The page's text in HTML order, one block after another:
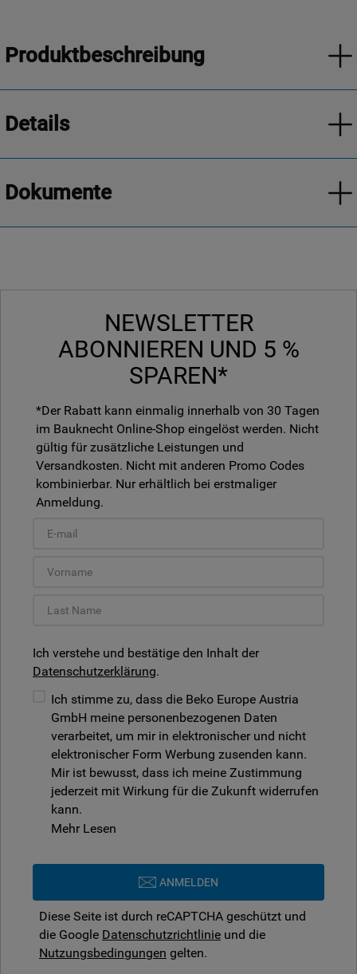
Produktbeschreibung
Details
Dokumente
NEWSLETTER
ABONNIEREN UND 5 %
SPAREN*
*Der Rabatt kann einmalig innerhalb von 30 Tagen
im Bauknecht Online-Shop eingelöst werden. Nicht
gültig für zusätzliche Leistungen und
Versandkosten. Nicht mit anderen Promo Codes
kombinierbar. Nur erhältlich bei erstmaliger
Anmeldung.
Ich verstehe und bestätige den Inhalt der
Datenschutzerklärung.
Ich stimme zu, dass die Beko Europe Austria
GmbH meine personenbezogenen Daten
verarbeitet, um mir in elektronischer und nicht
elektronischer Form Werbung zusenden kann.
Mir ist bewusst, dass ich meine Zustimmung
jederzeit mit Wirkung für die Zukunft widerrufen
kann.
Mehr Lesen
ANMELDEN
Diese Seite ist durch reCAPTCHA geschützt und
die Google Datenschutzrichtlinie und die
Nutzungsbedingungen gelten.